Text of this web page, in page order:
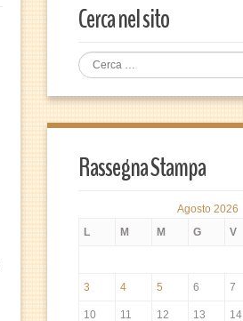
Cerca nel sito
Rassegna Stampa
Agosto 2026
L
M M G V
3 4 5 6 7
10 11 12 13 14